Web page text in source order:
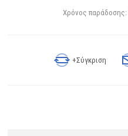
Χρόνος παράδοσης:
+Σύγκριση